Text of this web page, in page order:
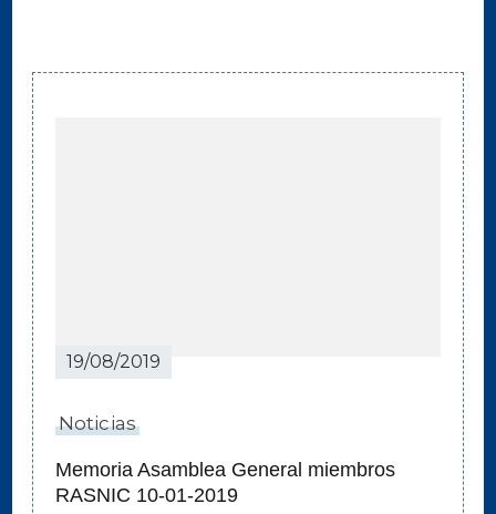
19/08/2019
Noticias
Memoria Asamblea General miembros
RASNIC 10-01-2019